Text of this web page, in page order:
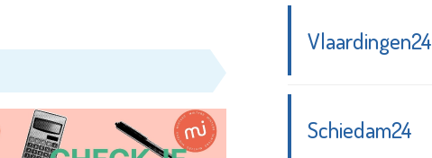
Vlaardingen24
Schiedam24